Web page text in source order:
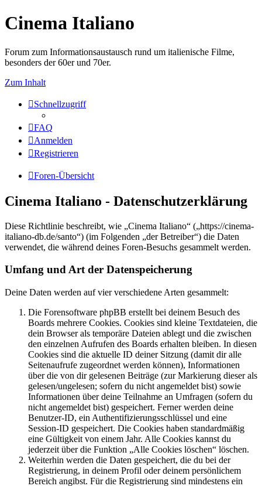
Cinema Italiano
Forum zum Informationsaustausch rund um italienische Filme,
besonders der 60er und 70er.
Zum Inhalt
Schnellzugriff
FAQ
Anmelden
Registrieren
Foren-Übersicht
Cinema Italiano - Datenschutzerklärung
Diese Richtlinie beschreibt, wie „Cinema Italiano“ („https://cinema-
italiano-db.de/santo“) (im Folgenden „der Betreiber“) die Daten
verwendet, die während deines Foren-Besuchs gesammelt werden.
Umfang und Art der Datenspeicherung
Deine Daten werden auf vier verschiedene Arten gesammelt:
Die Forensoftware phpBB erstellt bei deinem Besuch des
Boards mehrere Cookies. Cookies sind kleine Textdateien, die
dein Browser als temporäre Dateien ablegt und die zwischen
den einzelnen Aufrufen des Boards erhalten bleiben. In diesen
Cookies sind die aktuelle ID deiner Sitzung (damit dir alle
Seitenaufrufe zugeordnet werden können), Informationen
über die von dir gelesenen Beiträge (zur Markierung dieser als
gelesen/ungelesen; sofern du nicht angemeldet bist) sowie
Informationen über deine Teilnahme an Umfragen (sofern du
nicht angemeldet bist) gespeichert. Ferner werden deine
Benutzer-ID, ein Authentifizierungsschlüssel und eine
Session-ID gespeichert. Die Cookies haben standardmäßig
eine Gültigkeit von einem Jahr. Alle Cookies kannst du
jederzeit über die Funktion „Alle Cookies löschen“ löschen.
Weiterhin werden die Daten gespeichert, die du bei der
Registrierung, in deinem Profil oder deinem persönlichem
Bereich angibst. Für die Registrierung sind mindestens ein